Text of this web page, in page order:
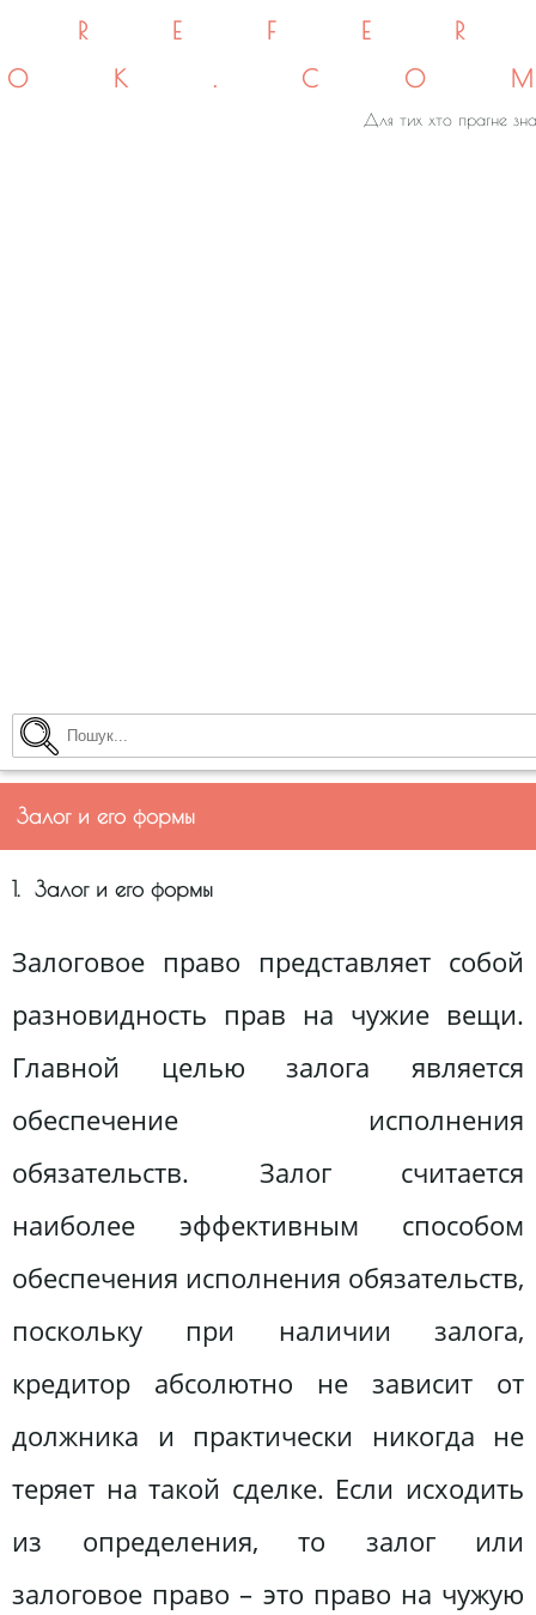
Для тих хто прагне
Залог и его формы
1. Залог и его формы
Залоговое право представляет собой
разновидность прав на чужие вещи.
Главной целью залога является
обеспечение исполнения
обязательств. Залог считается
наиболее эффективным способом
обеспечения исполнения обязательств,
поскольку при наличии залога,
кредитор абсолютно не зависит от
должника и практически никогда не
теряет на такой сделке. Если исходить
из определения, то залог или
залоговое право – это право на чужую